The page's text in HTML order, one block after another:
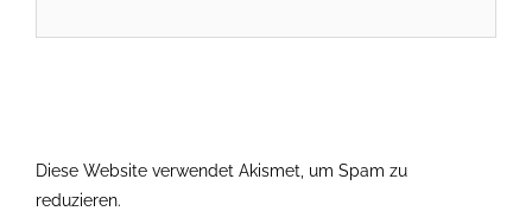
Diese Website verwendet Akismet, um Spam zu
reduzieren.